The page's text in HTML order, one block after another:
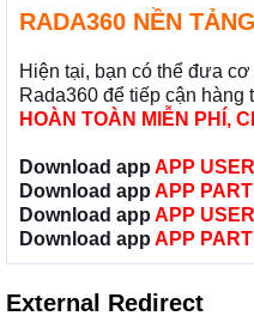
RADA360 NỀN
Hiện tại, bạn có thể đưa
Rada360 để tiếp cận hàng
HOÀN TOÀN MIỄN PHÍ,
Download app APP
Download app APP
Download app APP
Download app APP
External Redirect